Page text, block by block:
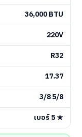
36,000 BTU
220V
R32
17.37
3/8 5/8
เบอร์ 5 ★